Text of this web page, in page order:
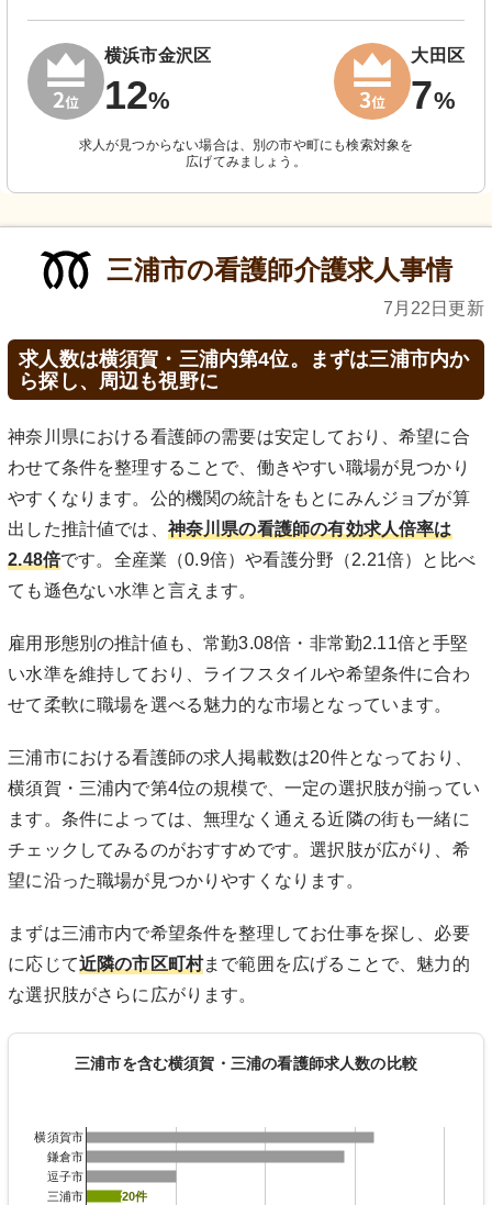
横浜市金沢区
12%
大田区
7%
求人が見つからない場合は、別の市や町にも検索対象を
広げてみましょう。
三浦市の看護師介護求人事情
7月22日更新
求人数は横須賀・三浦内第4位。まずは三浦市内か
ら探し、周辺も視野に
神奈川県における看護師の需要は安定しており、希望に合
わせて条件を整理することで、働きやすい職場が見つかり
やすくなります。公的機関の統計をもとにみんジョブが算
出した推計値では、 神奈川県の看護師の有効求人倍率は
2.48倍です。全産業（0.9倍）や看護分野（2.21倍）と比べ
ても遜色ない水準と言えます。
雇用形態別の推計値も、常勤3.08倍・非常勤2.11倍と手堅
い水準を維持しており、ライフスタイルや希望条件に合わ
せて柔軟に職場を選べる魅力的な市場となっています。
三浦市における看護師の求人掲載数は20件となっており、
横須賀・三浦内で第4位の規模で、一定の選択肢が揃ってい
ます。条件によっては、無理なく通える近隣の街も一緒に
チェックしてみるのがおすすめです。選択肢が広がり、希
望に沿った職場が見つかりやすくなります。
まずは三浦市内で希望条件を整理してお仕事を探し、必要
に応じて近隣の市区町村まで範囲を広げることで、魅力的
な選択肢がさらに広がります。
三浦市を含む横須賀・三浦の看護師求人数の比較
横須賀市
鎌倉市
逗子市
三浦市
20件
20件